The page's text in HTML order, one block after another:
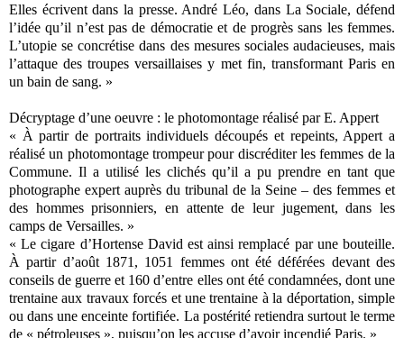
Elles écrivent dans la presse. André Léo, dans La Sociale, défend
l’idée qu’il n’est pas de démocratie et de progrès sans les femmes.
L’utopie se concrétise dans des mesures sociales audacieuses, mais
l’attaque des troupes versaillaises y met fin, transformant Paris en
un bain de sang. »
Décryptage d’une oeuvre : le photomontage réalisé par E. Appert
« À partir de portraits individuels découpés et repeints, Appert a
réalisé un photomontage trompeur pour discréditer les femmes de la
Commune. Il a utilisé les clichés qu’il a pu prendre en tant que
photographe expert auprès du tribunal de la Seine – des femmes et
des hommes prisonniers, en attente de leur jugement, dans les
camps de Versailles. »
« Le cigare d’Hortense David est ainsi remplacé par une bouteille.
À partir d’août 1871, 1051 femmes ont été déférées devant des
conseils de guerre et 160 d’entre elles ont été condamnées, dont une
trentaine aux travaux forcés et une trentaine à la déportation, simple
ou dans une enceinte fortifiée. La postérité retiendra surtout le terme
de « pétroleuses », puisqu’on les accuse d’avoir incendié Paris. »